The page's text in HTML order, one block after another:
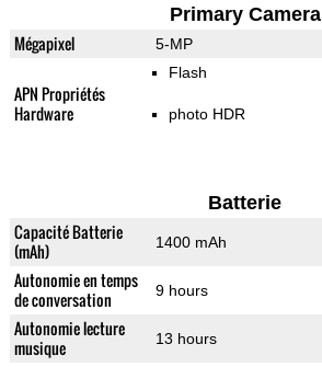
Primary Camera
Mégapixel 5-MP
APN Propriétés
Hardware
Flash
photo HDR
Batterie
Capacité Batterie
(mAh)
1400 mAh
Autonomie en temps
de conversation
9 hours
Autonomie lecture
musique
13 hours